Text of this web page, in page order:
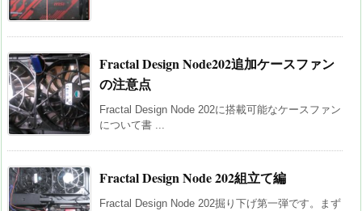
Fractal Design Node202追加ケースファン
の注意点
Fractal Design Node 202に搭載可能なケースファン
について書 ...
Fractal Design Node 202組立て編
Fractal Design Node 202掘り下げ第一弾です。まず